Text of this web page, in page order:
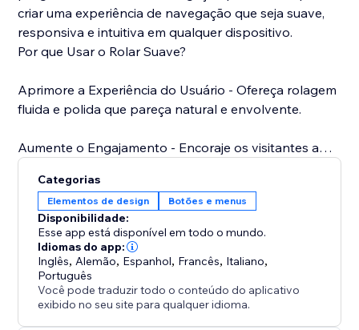
criar uma experiência de navegação que seja suave,
responsiva e intuitiva em qualquer dispositivo.
Por que Usar o Rolar Suave?
Aprimore a Experiência do Usuário - Ofereça rolagem
fluida e polida que pareça natural e envolvente.
Aumente o Engajamento - Encoraje os visitantes a
atrito pelas suas páginas.
Alinhe com Sua Marca - Ajuste cada movimento e
detalhe para combinar com a estética da sua loja.
Adicione um toque de sofisticação ao seu site - instale
o Rolar Suave hoje e faça com que cada rolagem
pareça fácil, moderna e premium.
Categorias
Elementos de design Botões e menus
Disponibilidade:
Esse app está disponível em todo o mundo.
Idiomas do app:
Inglês, Alemão, Espanhol, Francês, Italiano,
Português
Você pode traduzir todo o conteúdo do aplicativo
exibido no seu site para qualquer idioma.